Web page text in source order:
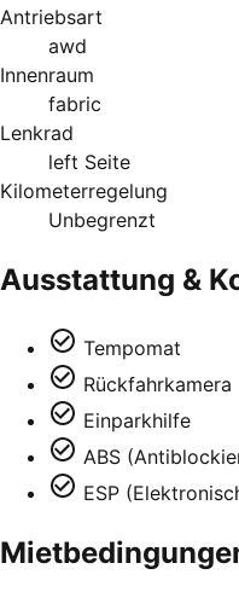
Antriebsart
awd
Innenraum
fabric
Lenkrad
left Seite
Kilometerregelung
Unbegrenzt
Ausstattung &
Tempomat
Rückfahrkamera
Einparkhilfe
ABS
ESP